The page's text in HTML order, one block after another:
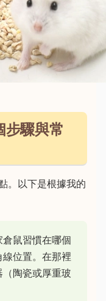
步驟與常
。以下是根據我的
倉鼠習慣在哪個
位置。在那裡
陶瓷或厚重玻